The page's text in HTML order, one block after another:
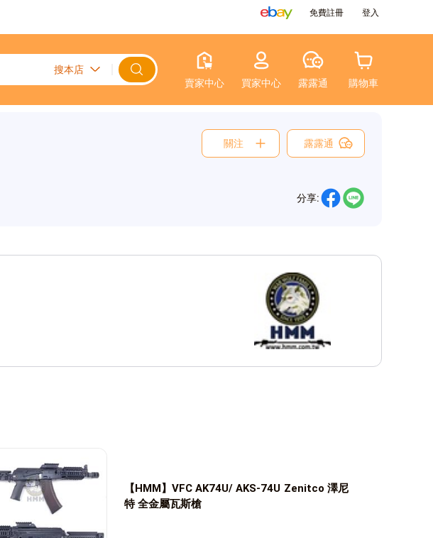
免費註冊 登入
賣家中心 買家中心 露露通 購物車
關注 露露通
分享:
【HMM】VFC AK74U/ AKS-74U Zenitco 澤尼
特 全金屬瓦斯槍